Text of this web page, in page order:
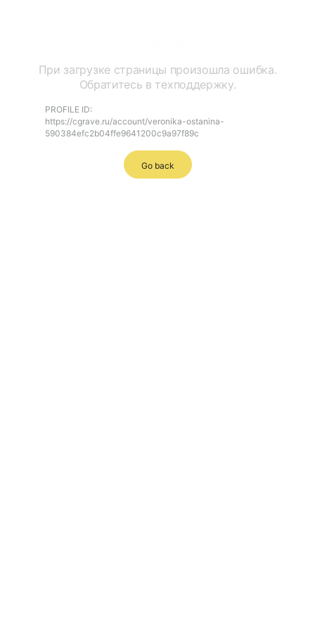
При загрузке страницы произошла ошибка.
Обратитесь в техподдержку.
PROFILE ID:
https://cgrave.ru/account/veronika-ostanina-
590384efc2b04ffe9641200c9a97f89c
Go back